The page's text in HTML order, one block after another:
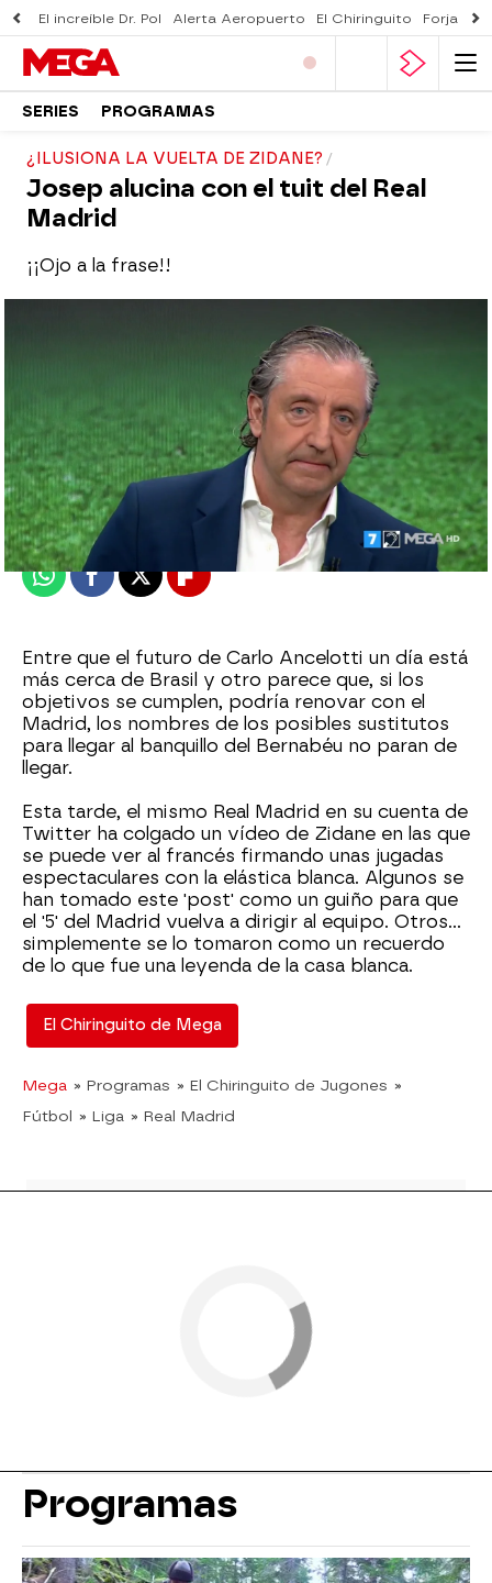
El increíble Dr. Pol Alerta Aeropuerto El Chiringuito Forjado
SERIES PROGRAMAS
¿ILUSIONA LA VUELTA DE ZIDANE?
Josep alucina con el tuit del Real
Madrid
¡¡Ojo a la frase!!
El Chiringuito
Publicado: 22 de noviembre de 2023, 01:21
WhatsappFacebook
X Flipboard
Entre que el futuro de Carlo Ancelotti un día está
más cerca de Brasil y otro parece que, si los
objetivos se cumplen, podría renovar con el
Madrid, los nombres de los posibles sustitutos
para llegar al banquillo del Bernabéu no paran de
llegar.
Esta tarde, el mismo Real Madrid en su cuenta de
Twitter ha colgado un vídeo de Zidane en las que
se puede ver al francés firmando unas jugadas
espectaculares con la elástica blanca. Algunos se
han tomado este 'post' como un guiño para que
el '5' del Madrid vuelva a dirigir al equipo. Otros...
simplemente se lo tomaron como un recuerdo
de lo que fue una leyenda de la casa blanca.
El Chiringuito de Mega
Mega » Programas » El Chiringuito de Jugones »
Fútbol » Liga » Real Madrid
Programas